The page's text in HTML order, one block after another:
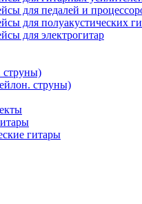
для педалей и
для полуакустических
для электрогитар
струны)
струны)
гитары